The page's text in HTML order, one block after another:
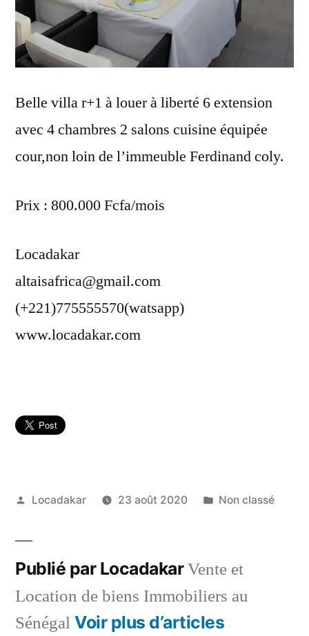
Belle villa r+1 à louer à liberté 6 extension
avec 4 chambres 2 salons cuisine équipée
cour,non loin de l’immeuble Ferdinand coly.
Prix : 800.000 Fcfa/mois
Locadakar
altaisafrica@gmail.com
(+221)775555570(watsapp)
www.locadakar.com
Publié
Locadakar 23 août 2020
Publié
Non classé
Publié par LocadakarVente et
Location de biens Immobiliers au
Sénégal Voir plus d’articles